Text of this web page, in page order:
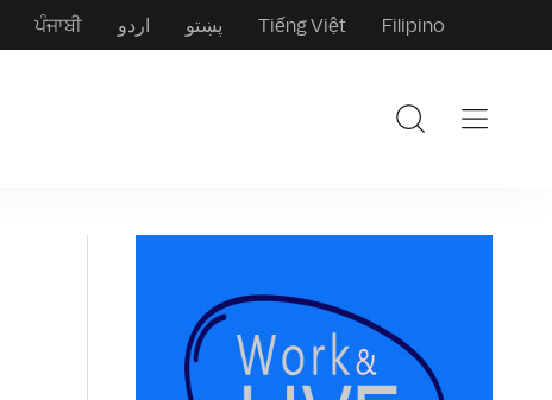
ਪੰਜਾਬੀ اردو پښتو Tiếng Việt Filipino